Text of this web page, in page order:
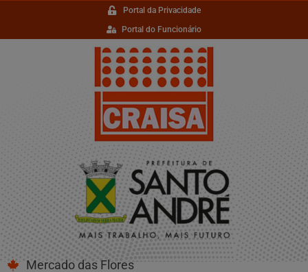
Portal da Privacidade
Portal do Funcionário
Mercado das Flores